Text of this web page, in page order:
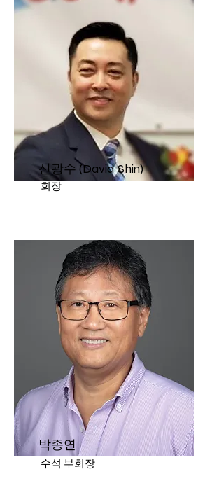
신광수 (David Shin)
회장
​박종연
수석 부회장